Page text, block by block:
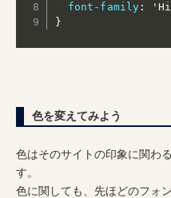
font-family :
}
色を変えてみよう
色はそのサイトの印象に関わ
す。
色に関しても、先ほどのフォ